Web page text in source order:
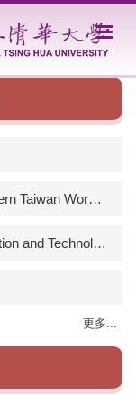
Joint NCKU/NTHU/NVIDIA Southern Taiwan Workshop on GPU Computing
Workshop on Virtualization Education and Technology
更多...